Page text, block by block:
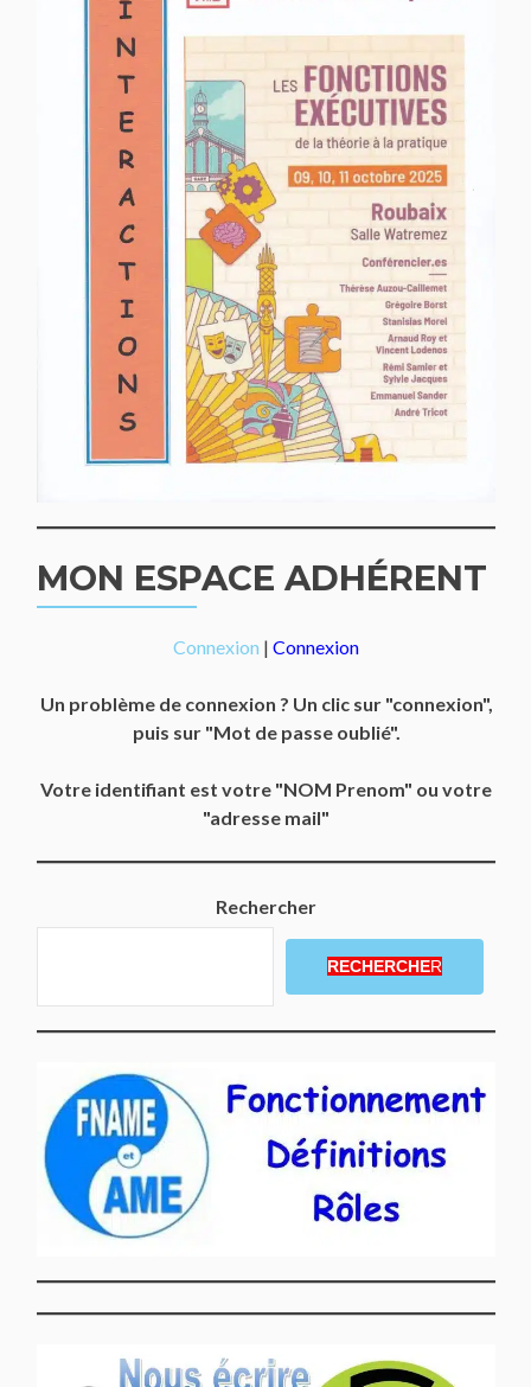
MON ESPACE ADHÉRENT
Connexion | Connexion
Un problème de connexion ? Un clic sur "connexion",
puis sur "Mot de passe oublié".
Votre identifiant est votre "NOM Prenom" ou votre
"adresse mail"
Rechercher
RECHERCHER